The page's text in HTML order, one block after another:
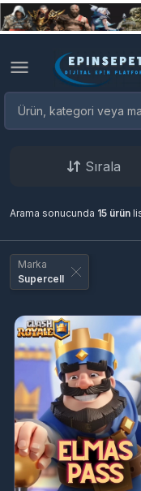
Sırala
Arama sonucunda 15 ürün
Marka
Supercell